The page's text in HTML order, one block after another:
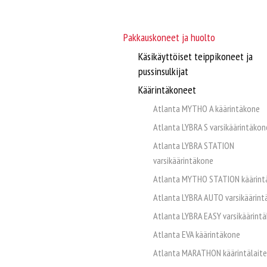
Pakkauskoneet ja huolto
Käsikäyttöiset teippikoneet ja
pussinsulkijat
Käärintäkoneet
Atlanta MYTHO A käärintäkone
Atlanta LYBRA S
Atlanta LYBRA STATION
varsikäärintäkone
Atlanta MYTHO STATION
Atlanta LYBRA AUTO
Atlanta LYBRA EASY
Atlanta EVA käärintäkone
Atlanta MARATHON käärintälaite